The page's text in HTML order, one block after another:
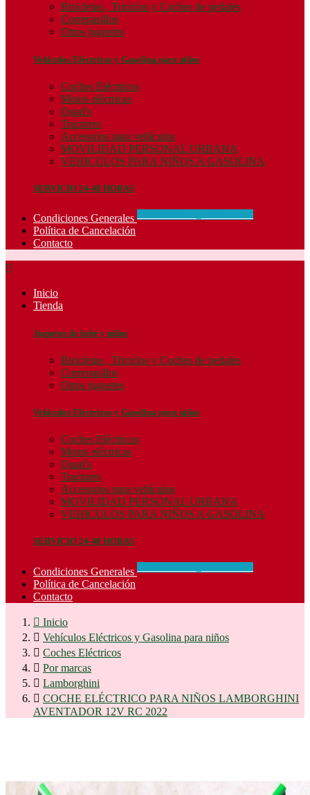
Bicicletas , Triciclos y Coches de pedales
Correpasillos
Otros juguetes
Vehículos Eléctricos y Gasolina para niños
Coches Eléctricos
Motos eléctricas
Quad's
Tractores
Accesorios para vehículos
MOVILIDAD PERSONAL URBANA
VEHICULOS PARA NIÑOS A GASOLINA
SERVICIO 24-48 HORAS
Condiciones Generales
Política de Cancelación
Contacto

Inicio
Tienda
Juguetes de bebé y niños
Bicicletas , Triciclos y Coches de pedales
Correpasillos
Otros juguetes
Vehículos Eléctricos y Gasolina para niños
Coches Eléctricos
Motos eléctricas
Quad's
Tractores
Accesorios para vehículos
MOVILIDAD PERSONAL URBANA
VEHICULOS PARA NIÑOS A GASOLINA
SERVICIO 24-48 HORAS
Condiciones Generales
Política de Cancelación
Contacto
 Inicio
 Vehículos Eléctricos y Gasolina para niños
 Coches Eléctricos
 Por marcas
 Lamborghini
 COCHE ELÉCTRICO PARA NIÑOS LAMBORGHINI
AVENTADOR 12V RC 2022